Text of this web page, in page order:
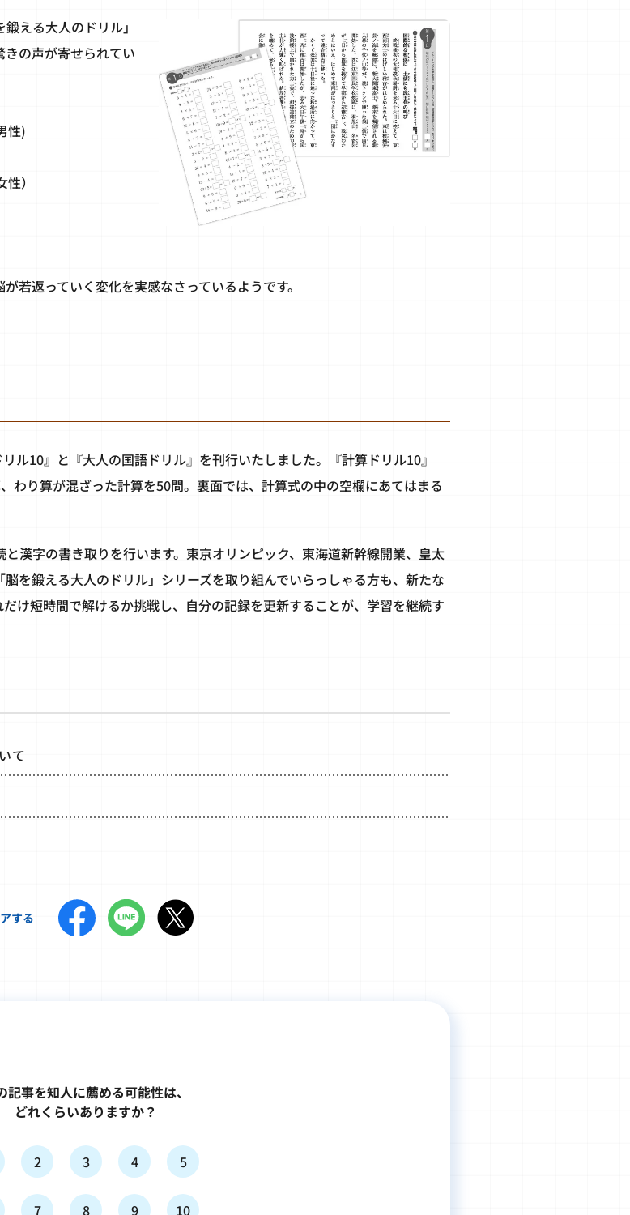
える大人のドリル」
の声が寄せられてい
性)
）
若返っていく変化を実感なさっているようです。
ル10』と『大人の国語ドリル』を刊行いたしました。『計算ドリル10』
わり算が混ざった計算を50問。裏面では、計算式の中の空欄にあてはまる
漢字の書き取りを行います。東京オリンピック、東海道新幹線開業、皇太
を鍛える大人のドリル」シリーズを取り組んでいらっしゃる方も、新たな
け短時間で解けるか挑戦し、自分の記録を更新することが、学習を継続す
て
する
記事を知人に薦める可能性は、
どれくらいありますか？
2 3 4 5
7 8 9 10